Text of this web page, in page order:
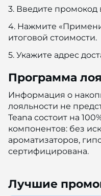
3. Введите промокод
4. Нажмите
итоговой стоимости.
5. Укажите адрес
Программа
Информация о
лояльности не
Teana состоит на
компонентов: без
ароматизаторов,
сертифицирована.
Лучшие